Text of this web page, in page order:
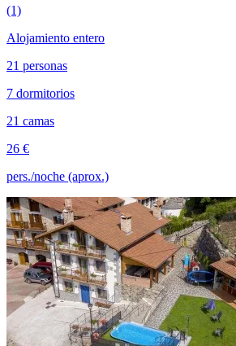
(1)
Alojamiento entero
21 personas
7 dormitorios
21 camas
26 €
pers./noche (aprox.)